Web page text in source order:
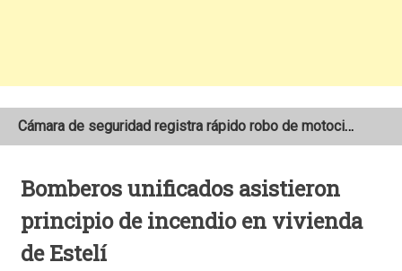
Cámara de seguridad registra rápido robo de motocicleta en el barrio Santo Domingo de Estelí
Bomberos unificados asistieron
principio de incendio en vivienda
de Estelí